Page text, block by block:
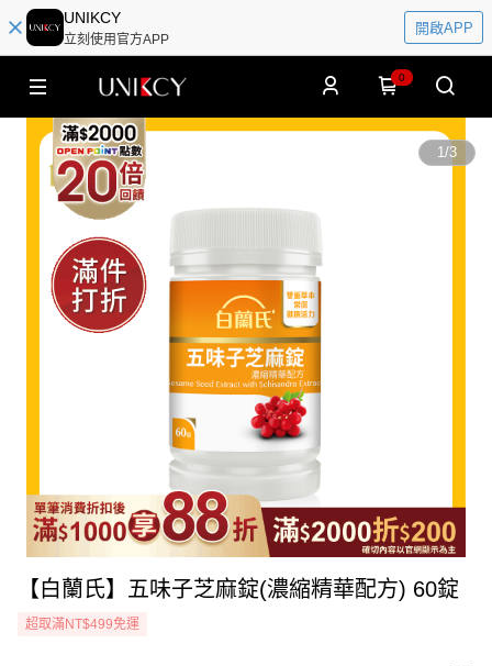
UNIKCY
立刻使用官方APP
開啟APP
0
1/3
【白蘭氏】五味子芝麻錠(濃縮精華配方) 60錠
超取滿NT$499免運